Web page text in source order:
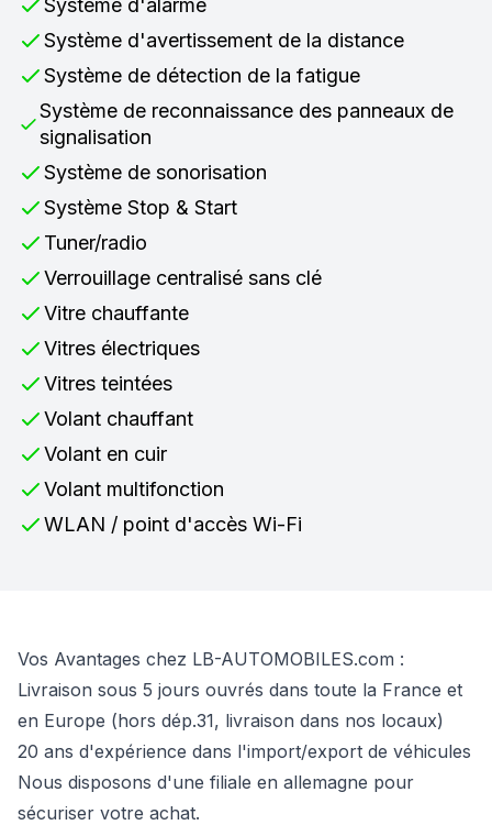
Système d'alarme
Système d'avertissement de la distance
Système de détection de la fatigue
Système de reconnaissance des panneaux de
signalisation
Système de sonorisation
Système Stop & Start
Tuner/radio
Verrouillage centralisé sans clé
Vitre chauffante
Vitres électriques
Vitres teintées
Volant chauffant
Volant en cuir
Volant multifonction
WLAN / point d'accès Wi-Fi
Vos Avantages chez LB-AUTOMOBILES.com :
Livraison sous 5 jours ouvrés dans toute la France et
en Europe (hors dép.31, livraison dans nos locaux)
20 ans d'expérience dans l'import/export de véhicules
Nous disposons d'une filiale en allemagne pour
sécuriser votre achat.